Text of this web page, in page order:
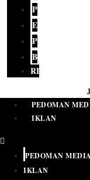
POLITIK
EKONOMI
PENDIDIKAN
BUDAYA
RELIGI
PEDOMAN
IKLAN
PEDOMAN
IKLAN